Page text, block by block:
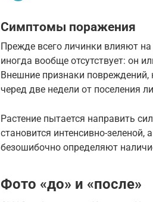
Симптомы поражения
Прежде всего личинки влияют
иногда вообще отсутствует: он
Внешние признаки
черед две недели от поселения
Растение пытается направить
становится интенсивно-
безошибочно определяют
Фото «до» и «после»